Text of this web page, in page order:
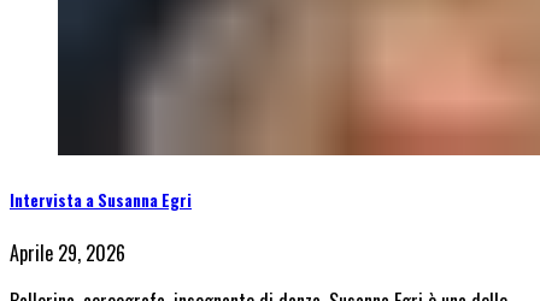
Intervista a Susanna Egri
Aprile 29, 2026